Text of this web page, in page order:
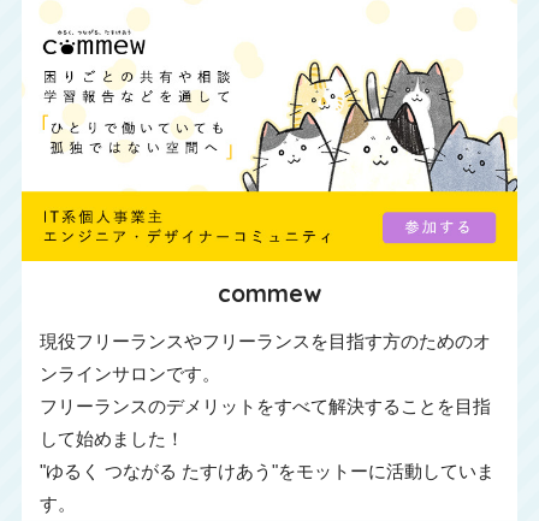
commew
現役フリーランスやフリーランスを目指す方のためのオ
ンラインサロンです。
フリーランスのデメリットをすべて解決することを目指
して始めました！
"ゆるく つながる たすけあう"をモットーに活動していま
す。